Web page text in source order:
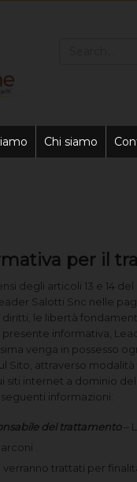
Chi siamo
per il
degli articoli 13 e 14
Salotti Snc nelle
le libertà
informativa,
venga in possesso
Sito, attraverso
siti internet a dominio
informazioni:
del trattamento–
.
verranno trattati per